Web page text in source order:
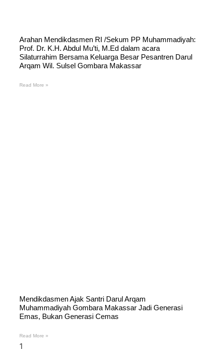
Arahan Mendikdasmen RI /Sekum PP Muhammadiyah:
Prof. Dr. K.H. Abdul Mu’ti, M.Ed dalam acara
Silaturrahim Bersama Keluarga Besar Pesantren Darul
Arqam Wil. Sulsel Gombara Makassar
Read More »
Mendikdasmen Ajak Santri Darul Arqam
Muhammadiyah Gombara Makassar Jadi Generasi
Emas, Bukan Generasi Cemas
Read More »